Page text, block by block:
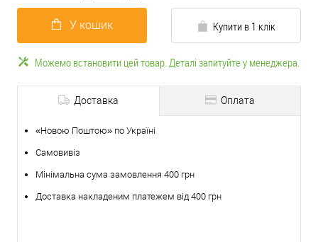
У кошик Купити в 1 клік
Можемо встановити цей товар. Деталі запитуйте у менеджера.
Доставка Оплата
«Новою Поштою» по Україні
Самовивіз
Мінімальна сума замовлення 400 грн
Доставка накладеним платежем від 400 грн